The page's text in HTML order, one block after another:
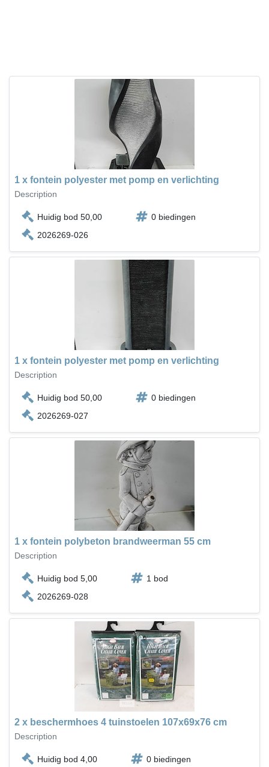
1 x fontein polyester met pomp en verlichting
Description
Huidig bod 50,00
0 biedingen
2026269-026
1 x fontein polyester met pomp en verlichting
Description
Huidig bod 50,00
0 biedingen
2026269-027
1 x fontein polybeton brandweerman 55 cm
Description
Huidig bod 5,00
1 bod
2026269-028
2 x beschermhoes 4 tuinstoelen 107x69x76 cm
Description
Huidig bod 4,00
0 biedingen